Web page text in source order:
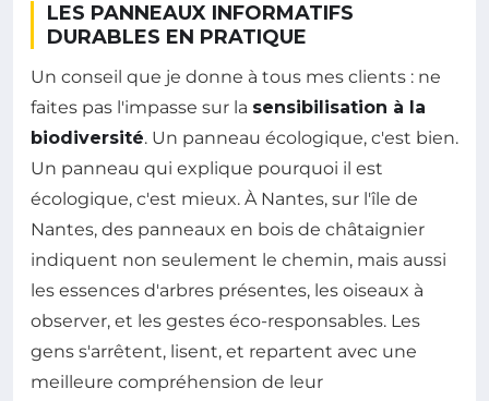
LES PANNEAUX INFORMATIFS
DURABLES EN PRATIQUE
Un conseil que je donne à tous mes clients : ne
faites pas l'impasse sur la sensibilisation à la
biodiversité. Un panneau écologique, c'est bien.
Un panneau qui explique pourquoi il est
écologique, c'est mieux. À Nantes, sur l'île de
Nantes, des panneaux en bois de châtaignier
indiquent non seulement le chemin, mais aussi
les essences d'arbres présentes, les oiseaux à
observer, et les gestes éco-responsables. Les
gens s'arrêtent, lisent, et repartent avec une
meilleure compréhension de leur